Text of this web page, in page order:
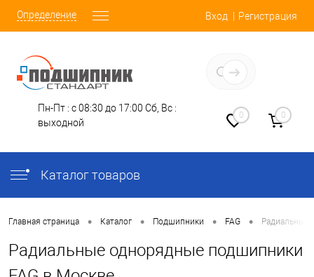
Определение Вход Регистрация
Пн-Пт : с 08:30 до 17:00 Сб, Вс :
выходной
0 0
Каталог товаров
Главная страница • Каталог • Подшипники • FAG • Радиальные
Радиальные однорядные подшипники